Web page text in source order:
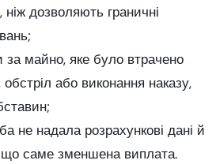
дозволяють граничні
майно, яке було втрачено
обстріл або виконання наказу,
не надала розрахункові дані й
що саме зменшена виплата.